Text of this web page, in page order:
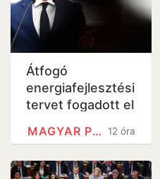
Átfogó
energiafejlesztési
tervet fogadott el
12 óra
MAGYAR PÉTER